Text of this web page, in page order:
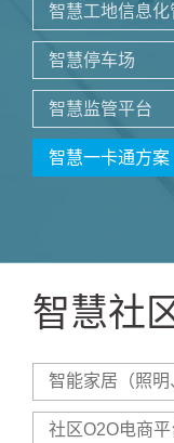
智慧工地信息化
智慧停车场
智慧监管平台
智慧一卡通方案
智慧社
智能家居（照明
社区O2O电商平